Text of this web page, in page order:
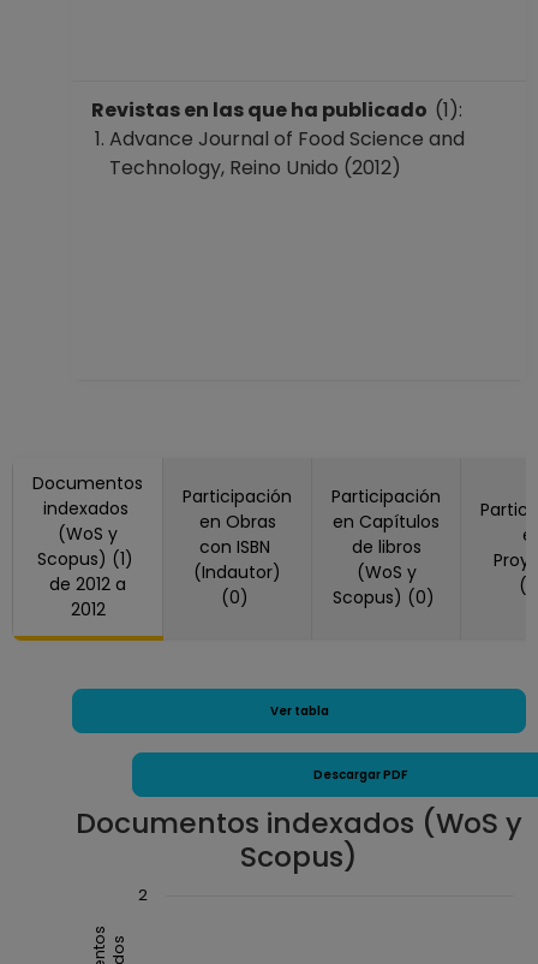
Revistas en las que ha publicado (1):
Advance Journal of Food Science and
Technology, Reino Unido (2012)
Documentos
indexados
(WoS y
Scopus) (1)
de 2012 a
2012
Participación
en Obras
con ISBN
(Indautor)
(0)
Participación
en Capítulos
de libros
(WoS y
Scopus) (0)
Ver tabla
Descargar PDF
Documentos indexados (WoS y
Scopus)
Chart
Combination chart with 3 data series.
2